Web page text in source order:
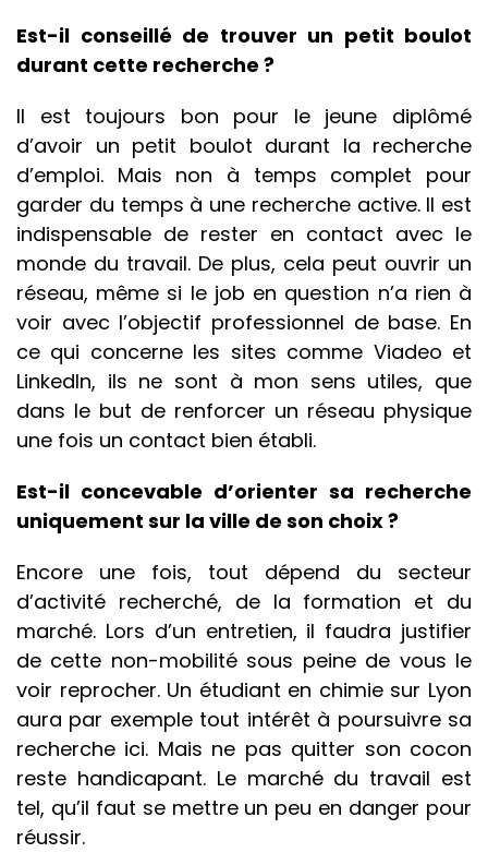
Est-il conseillé de trouver un petit boulot
durant cette recherche ?
Il est toujours bon pour le jeune diplômé
d’avoir un petit boulot durant la recherche
d’emploi. Mais non à temps complet pour
garder du temps à une recherche active. Il est
indispensable de rester en contact avec le
monde du travail. De plus, cela peut ouvrir un
réseau, même si le job en question n’a rien à
voir avec l’objectif professionnel de base. En
ce qui concerne les sites comme Viadeo et
LinkedIn, ils ne sont à mon sens utiles, que
dans le but de renforcer un réseau physique
une fois un contact bien établi.
Est-il concevable d’orienter sa recherche
uniquement sur la ville de son choix ?
Encore une fois, tout dépend du secteur
d’activité recherché, de la formation et du
marché. Lors d’un entretien, il faudra justifier
de cette non-mobilité sous peine de vous le
voir reprocher. Un étudiant en chimie sur Lyon
aura par exemple tout intérêt à poursuivre sa
recherche ici. Mais ne pas quitter son cocon
reste handicapant. Le marché du travail est
tel, qu’il faut se mettre un peu en danger pour
réussir.